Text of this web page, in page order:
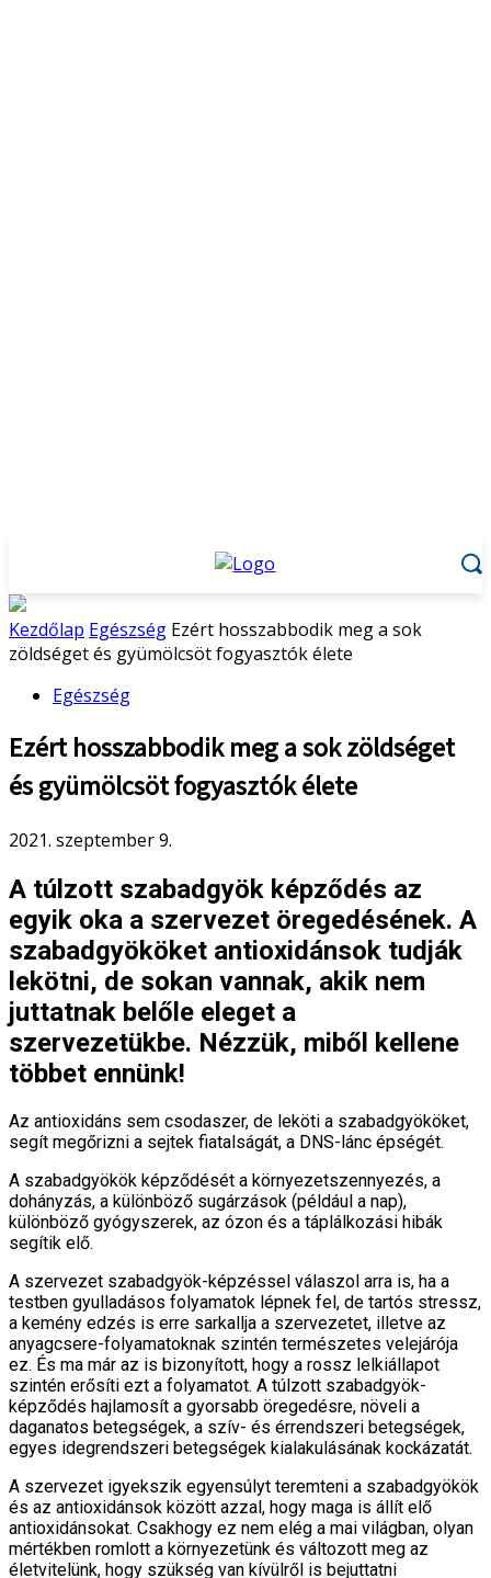
Kezdőlap Egészség Ezért hosszabbodik meg a sok
zöldséget és gyümölcsöt fogyasztók élete
Egészség
Ezért hosszabbodik meg a sok zöldséget
és gyümölcsöt fogyasztók élete
2021. szeptember 9.
A túlzott szabadgyök képződés az
egyik oka a szervezet öregedésének. A
szabadgyököket antioxidánsok tudják
lekötni, de sokan vannak, akik nem
juttatnak belőle eleget a
szervezetükbe. Nézzük, miből kellene
többet ennünk!
Az antioxidáns sem csodaszer, de leköti a szabadgyököket,
segít megőrizni a sejtek fiatalságát, a DNS-lánc épségét.
A szabadgyökök képződését a környezetszennyezés, a
dohányzás, a különböző sugárzások (például a nap),
különböző gyógyszerek, az ózon és a táplálkozási hibák
segítik elő.
A szervezet szabadgyök-képzéssel válaszol arra is, ha a
testben gyulladásos folyamatok lépnek fel, de tartós stressz,
a kemény edzés is erre sarkallja a szervezetet, illetve az
anyagcsere-folyamatoknak szintén természetes velejárója
ez. És ma már az is bizonyított, hogy a rossz lelkiállapot
szintén erősíti ezt a folyamatot. A túlzott szabadgyök-
képződés hajlamosít a gyorsabb öregedésre, növeli a
daganatos betegségek, a szív- és érrendszeri betegségek,
egyes idegrendszeri betegségek kialakulásának kockázatát.
A szervezet igyekszik egyensúlyt teremteni a szabadgyökök
és az antioxidánsok között azzal, hogy maga is állít elő
antioxidánsokat. Csakhogy ez nem elég a mai világban, olyan
mértékben romlott a környezetünk és változott meg az
életvitelünk, hogy szükség van kívülről is bejuttatni